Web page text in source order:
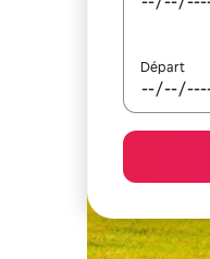
Départ